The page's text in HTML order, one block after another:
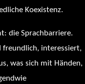
Koexistenz.
die Sprachbarriere.
freundlich, interessiert,
was sich mit Händen,